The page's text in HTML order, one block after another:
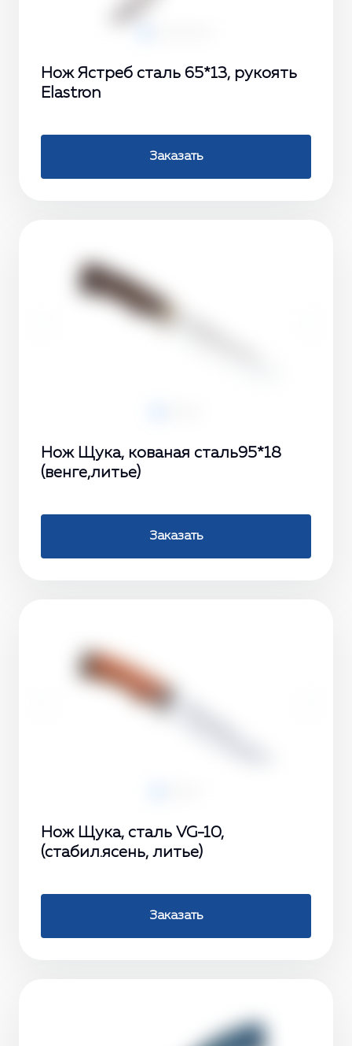
Нож Ястреб сталь 65*13, рукоять
Elastron
Заказать
Нож Щука, кованая сталь95*18
(венге,литье)
Заказать
Нож Щука, сталь VG-10,
(стабил.ясень, литье)
Заказать